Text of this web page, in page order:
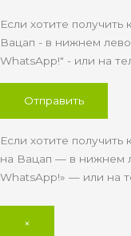
Если хотите
Вацап - в нижнем
WhatsApp!" - или на
Если хотите
на Вацап — в нижнем
WhatsApp!» — или на
×